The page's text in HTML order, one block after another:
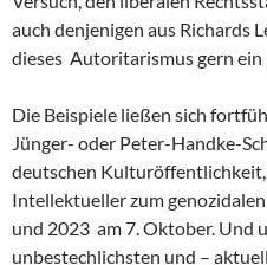
auch denjenigen aus Richards
dieses Autoritarismus gern ein
Die Beispiele ließen sich
Jünger- oder Peter-Handke-
deutschen Kulturöffentlichkeit,
Intellektueller zum
und 2023 am 7. Oktober. Und
unbestechlichsten und –